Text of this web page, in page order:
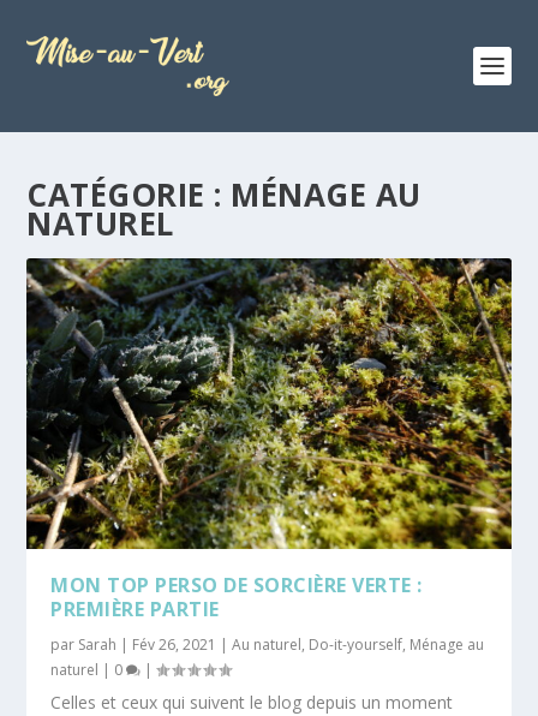
CATÉGORIE : MÉNAGE AU
NATUREL
MON TOP PERSO DE SORCIÈRE VERTE :
PREMIÈRE PARTIE
par Sarah | Fév 26, 2021 |Au naturel, Do-it-yourself, Ménage au
naturel | 0 |
Celles et ceux qui suivent le blog depuis un moment